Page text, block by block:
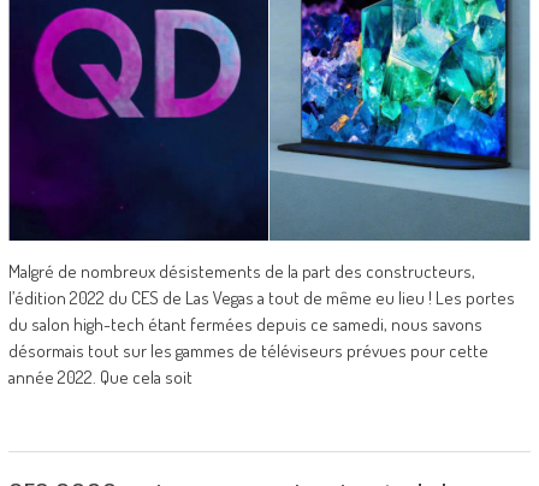
Malgré de nombreux désistements de la part des constructeurs,
l’édition 2022 du CES de Las Vegas a tout de même eu lieu ! Les portes
du salon high-tech étant fermées depuis ce samedi, nous savons
désormais tout sur les gammes de téléviseurs prévues pour cette
année 2022. Que cela soit